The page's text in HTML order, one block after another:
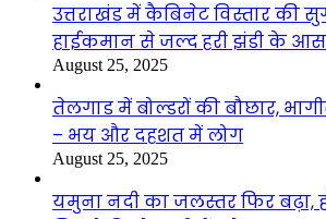
उत्तराखंड में कैबिनेट विस्तार की
हाईकमान से जल्द हरी झंडी के
August 25, 2025
तेलगाड में बोल्डरों की बौछार,
– भय और दहशत में लोग
August 25, 2025
यमुना नदी का जलस्तर फिर बढ़ा,